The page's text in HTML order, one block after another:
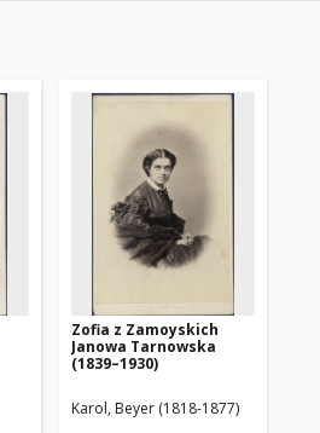
Zofia z Zamoyskich
Janowa Tarnowska
(1839–1930)
Karol, Beyer (1818-1877)